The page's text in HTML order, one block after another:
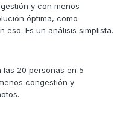
y con menos
óptima, como
eso. Es un análisis simplista.
las 20 personas en 5
congestión y